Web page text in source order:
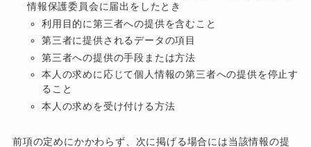
情報保護委員会に届出をしたとき
利用目的に第三者への提供を含むこと
第三者に提供されるデータの項目
第三者への提供の手段または方法
本人の求めに応じて個人情報の第三者への提供を停止す
ること
本人の求めを受け付ける方法
前項の定めにかかわらず、次に掲げる場合には当該情報の提